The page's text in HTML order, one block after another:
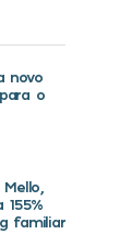
novo
o
155%
familiar